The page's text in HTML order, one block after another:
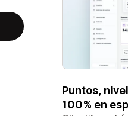
Puntos,
100% en